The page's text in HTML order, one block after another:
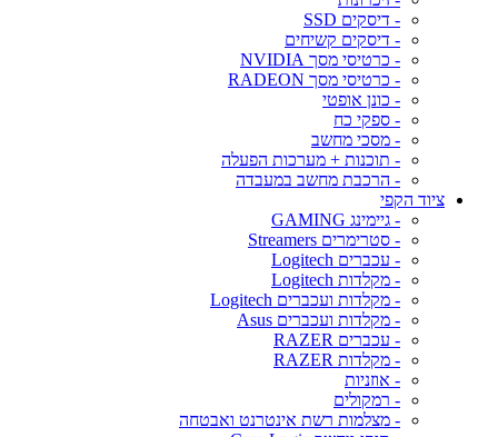
- דיסקים SSD
- דיסקים קשיחים
- כרטיסי מסך NVIDIA
- כרטיסי מסך RADEON
- כונן אופטי
- ספקי כח
- מסכי מחשב
- תוכנות + מערכות הפעלה
- הרכבת מחשב במעבדה
ציוד הקפי
- גיימינג GAMING
- סטרימרים Streamers
- עכברים Logitech
- מקלדות Logitech
- מקלדות ועכברים Logitech
- מקלדות ועכברים Asus
- עכברים RAZER
- מקלדות RAZER
- אוזניות
- רמקולים
- מצלמות רשת אינטרנט ואבטחה